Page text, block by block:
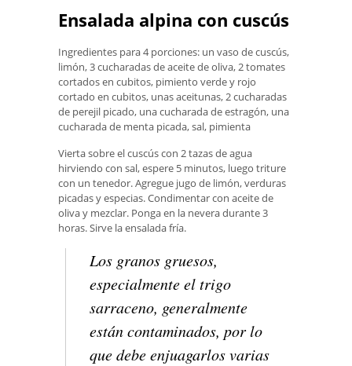
Ensalada alpina con cuscús
Ingredientes para 4 porciones: un vaso de cuscús,
limón, 3 cucharadas de aceite de oliva, 2 tomates
cortados en cubitos, pimiento verde y rojo
cortado en cubitos, unas aceitunas, 2 cucharadas
de perejil picado, una cucharada de estragón, una
cucharada de menta picada, sal, pimienta
Vierta sobre el cuscús con 2 tazas de agua
hirviendo con sal, espere 5 minutos, luego triture
con un tenedor. Agregue jugo de limón, verduras
picadas y especias. Condimentar con aceite de
oliva y mezclar. Ponga en la nevera durante 3
horas. Sirve la ensalada fría.
Los granos gruesos,
especialmente el trigo
sarraceno, generalmente
están contaminados, por lo
que debe enjuagarlos varias